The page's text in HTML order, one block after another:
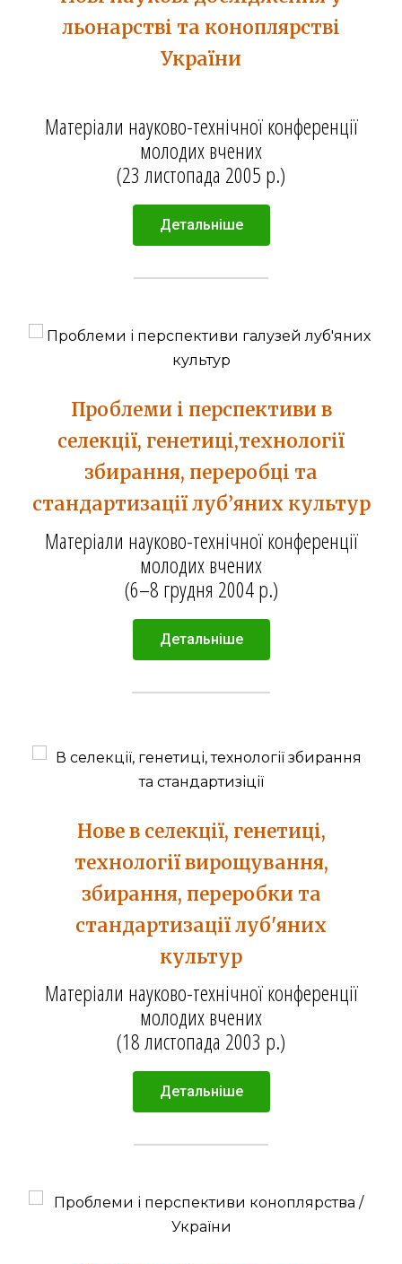
льонарстві та коноплярстві
України
Матеріали науково-технічної конференції
молодих вчених
(23 листопада 2005 р.)
Детальніше
Проблеми і перспективи в
селекції, генетиці,технології
збирання, переробці та
стандартизації луб’яних культур
Матеріали науково-технічної конференції
молодих вчених
(6–8 грудня 2004 р.)
Детальніше
Нове в селекції, генетиці,
технології вирощування,
збирання, переробки та
стандартизації луб'яних
культур
Матеріали науково-технічної конференції
молодих вчених
(18 листопада 2003 р.)
Детальніше